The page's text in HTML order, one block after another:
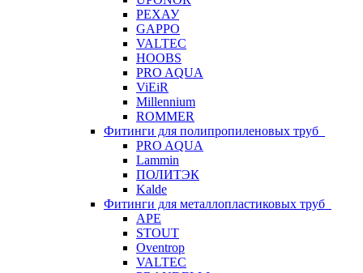
РЕХАУ
GAPPO
VALTEC
HOOBS
PRO AQUA
ViEiR
Millennium
ROMMER
Фитинги для полипропиленовых труб
PRO AQUA
Lammin
ПОЛИТЭК
Kalde
Фитинги для металлопластиковых труб
APE
STOUT
Oventrop
VALTEC